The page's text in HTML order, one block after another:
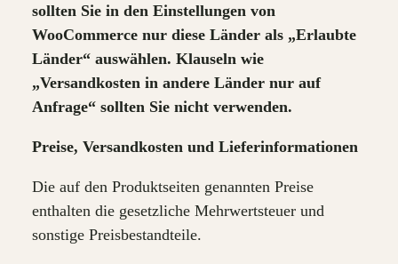
sollten Sie in den Einstellungen von
WooCommerce nur diese Länder als „Erlaubte
Länder“ auswählen. Klauseln wie
„Versandkosten in andere Länder nur auf
Anfrage“ sollten Sie nicht verwenden.
Preise, Versandkosten und Lieferinformationen
Die auf den Produktseiten genannten Preise
enthalten die gesetzliche Mehrwertsteuer und
sonstige Preisbestandteile.